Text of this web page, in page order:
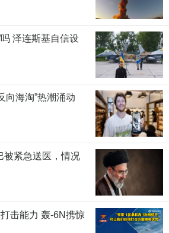
泽连斯基自信设
向海淘”热潮涌动
被紧急送医，情况
击能力 轰-6N携惊